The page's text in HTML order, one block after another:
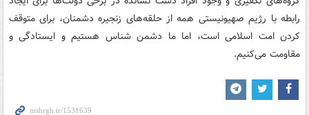
رابطه با رژیم صهیونیستی همه از حلقه‌های زنجیره دشمنان، برای متوقف
کردن امت اسلامی است، اما ما دشمن شناس هستیم و ایستادگی و
مقاومت می‌کنیم.